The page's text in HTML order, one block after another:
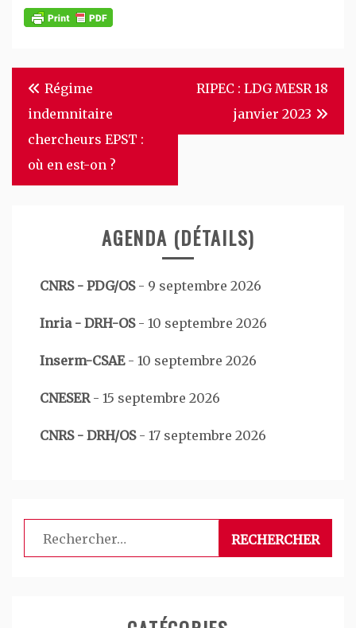
Navigation
l’article
Régime
indemnitaire
chercheurs EPST :
où en est-on ?
RIPEC : LDG MESR 18
janvier 2023
AGENDA (DÉTAILS)
CNRS - PDG/OS- 9 septembre 2026
Inria - DRH-OS- 10 septembre 2026
Inserm-CSAE- 10 septembre 2026
CNESER- 15 septembre 2026
CNRS - DRH/OS- 17 septembre 2026
Rechercher :